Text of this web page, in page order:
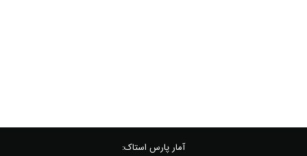
آمار پارس استاک: